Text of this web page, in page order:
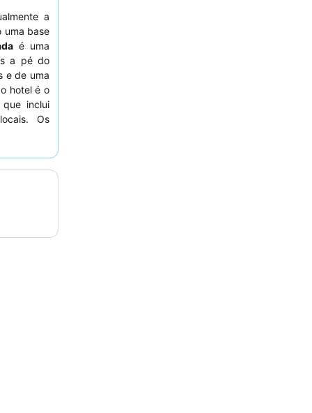
a
uma base
é uma
a pé do
e de uma
hotel é o
que inclui
Os
vezes